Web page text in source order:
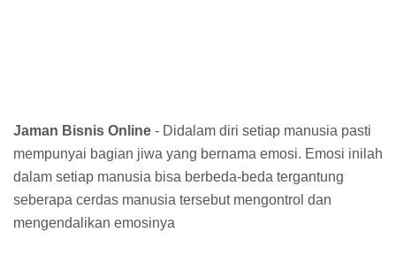
Jaman Bisnis Online - Didalam diri setiap manusia pasti
mempunyai bagian jiwa yang bernama emosi. Emosi inilah
dalam setiap manusia bisa berbeda-beda tergantung
seberapa cerdas manusia tersebut mengontrol dan
mengendalikan emosinya